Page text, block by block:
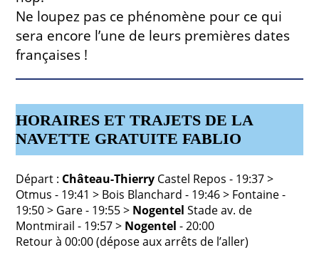
Ne loupez pas ce phénomène pour ce qui
sera encore l’une de leurs premières dates
françaises !
HORAIRES ET TRAJETS DE LA
NAVETTE GRATUITE FABLIO
Départ : Château-Thierry Castel Repos - 19:37 >
Otmus - 19:41 > Bois Blanchard - 19:46 > Fontaine -
19:50 > Gare - 19:55 > Nogentel Stade av. de
Montmirail - 19:57 > Nogentel - 20:00
Retour à 00:00 (dépose aux arrêts de l’aller)